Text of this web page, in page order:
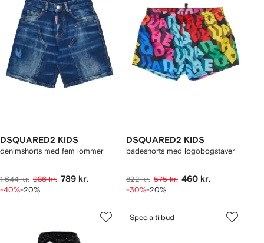
DSQUARED2 KIDS
denimshorts med fem lommer
1.644 kr. 986 kr. 789 kr.
-40%-20%
DSQUARED2 KIDS
badeshorts med logobogstaver
822 kr. 575 kr. 460 kr.
-30%-20%
Specialtilbud